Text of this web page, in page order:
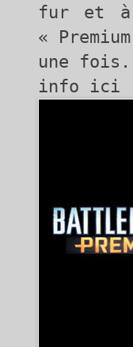
fur et à
«
une fois.
info ici